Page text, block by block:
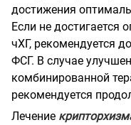
достижения
Если не достигается
чХГ, рекомендуется
ФСГ. В случае
комбинированной
рекомендуется
Лечение